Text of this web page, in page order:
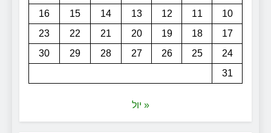
10
11
12
13
14
15
16
17
18
19
20
21
22
23
24
25
26
27
28
29
30
31
« יול